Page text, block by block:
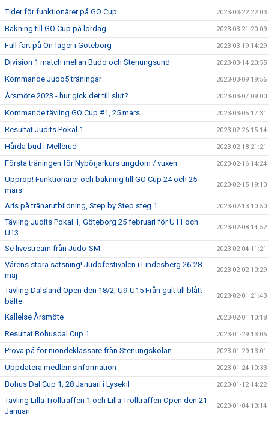
Tider för funktionärer på GO Cup 2023-03-22 22:03
Bakning till GO Cup på lördag 2023-03-21 20:09
Full fart på On-läger i Göteborg 2023-03-19 14:29
Division 1 match mellan Budo och Stenungsund 2023-03-14 20:55
Kommande Judo5 träningar 2023-03-09 19:56
Årsmöte 2023 - hur gick det till slut? 2023-03-07 09:00
Kommande tävling GO Cup #1, 25 mars 2023-03-05 17:31
Resultat Judits Pokal 1 2023-02-26 15:14
Hårda bud i Mellerud 2023-02-18 21:21
Första träningen för Nybörjarkurs ungdom / vuxen 2023-02-16 14:24
Upprop! Funktionärer och bakning till GO Cup 24 och 25
mars
2023-02-15 19:10
Aris på tränarutbildning, Step by Step steg 1 2023-02-13 10:50
Tävling Judits Pokal 1, Göteborg 25 februari för U11 och
U13
2023-02-08 14:52
Se livestream från Judo-SM 2023-02-04 11:21
Vårens stora satsning! Judofestivalen i Lindesberg 26-28
maj
2023-02-02 10:29
Tävling Dalsland Open den 18/2, U9-U15 Från gult till blått
bälte
2023-02-01 21:43
Kallelse Årsmöte 2023-02-01 10:18
Resultat Bohusdal Cup 1 2023-01-29 13:05
Prova på för niondeklassare från Stenungskolan 2023-01-29 13:01
Uppdatera medlemsinformation 2023-01-24 10:33
Bohus Dal Cup 1, 28 Januari i Lysekil 2023-01-12 14:22
Tävling Lilla Trollträffen 1 och Lilla Trollträffen Open den 21
Januari
2023-01-04 13:14